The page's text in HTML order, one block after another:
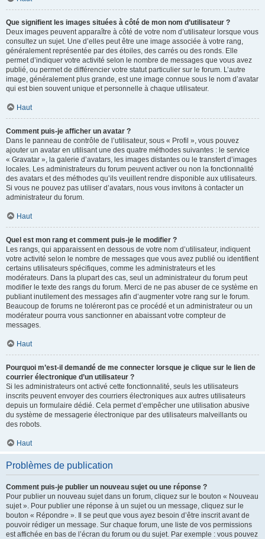
Que signifient les images situées à côté de mon nom d’utilisateur ?
Deux images peuvent apparaître à côté de votre nom d’utilisateur lorsque vous
consultez un sujet. Une d’elles peut être une image associée à votre rang,
généralement représentée par des étoiles, des carrés ou des ronds. Elle
permet d’indiquer votre activité selon le nombre de messages que vous avez
publié, ou permet de différencier votre statut particulier sur le forum. L’autre
image, généralement plus grande, est une image connue sous le nom d’avatar
qui est bien souvent unique et personnelle à chaque utilisateur.
Haut
Comment puis-je afficher un avatar ?
Dans le panneau de contrôle de l’utilisateur, sous « Profil », vous pouvez
ajouter un avatar en utilisant une des quatre méthodes suivantes : le service
« Gravatar », la galerie d’avatars, les images distantes ou le transfert d’images
locales. Les administrateurs du forum peuvent activer ou non la fonctionnalité
des avatars et des méthodes qu’ils veuillent rendre disponible aux utilisateurs.
Si vous ne pouvez pas utiliser d’avatars, nous vous invitons à contacter un
administrateur du forum.
Haut
Quel est mon rang et comment puis-je le modifier ?
Les rangs, qui apparaissent en dessous de votre nom d’utilisateur, indiquent
votre activité selon le nombre de messages que vous avez publié ou identifient
certains utilisateurs spécifiques, comme les administrateurs et les
modérateurs. Dans la plupart des cas, seul un administrateur du forum peut
modifier le texte des rangs du forum. Merci de ne pas abuser de ce système en
publiant inutilement des messages afin d’augmenter votre rang sur le forum.
Beaucoup de forums ne toléreront pas ce procédé et un administrateur ou un
modérateur pourra vous sanctionner en abaissant votre compteur de
messages.
Haut
Pourquoi m’est-il demandé de me connecter lorsque je clique sur le lien de
courrier électronique d’un utilisateur ?
Si les administrateurs ont activé cette fonctionnalité, seuls les utilisateurs
inscrits peuvent envoyer des courriers électroniques aux autres utilisateurs
depuis un formulaire dédié. Cela permet d’empêcher une utilisation abusive
du système de messagerie électronique par des utilisateurs malveillants ou
des robots.
Haut
Problèmes de publication
Comment puis-je publier un nouveau sujet ou une réponse ?
Pour publier un nouveau sujet dans un forum, cliquez sur le bouton « Nouveau
sujet ». Pour publier une réponse à un sujet ou un message, cliquez sur le
bouton « Répondre ». Il se peut que vous ayez besoin d’être inscrit avant de
pouvoir rédiger un message. Sur chaque forum, une liste de vos permissions
est affichée en bas de l’écran du forum ou du sujet. Par exemple : vous pouvez